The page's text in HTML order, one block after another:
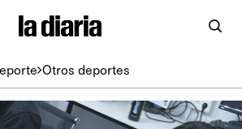
Otros deportes